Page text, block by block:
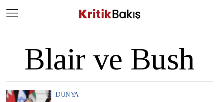
Blair ve Bush
DÜNYA